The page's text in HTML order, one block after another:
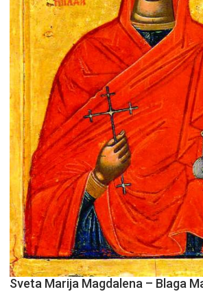
Sveta Marija Magdalena – Blaga